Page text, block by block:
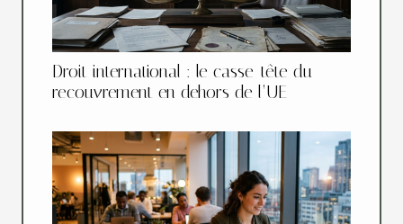
Droit international : le casse-tête du
recouvrement en dehors de l’UE